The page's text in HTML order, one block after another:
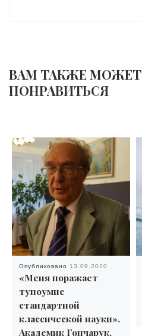
ВАМ ТАКЖЕ МОЖЕТ
ПОНРАВИТЬСЯ
Опубликовано 13.09.2020
«Меня поражает
тупоумие
стандартной
классической науки».
Академик Гончарук,